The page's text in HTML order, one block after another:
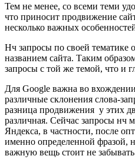
Тем не менее, со всеми теми
что приносит продвижение
несколько важных
Нч запросы по своей тематике
названием сайта. Таким
запросы с той же темой, что и
Для Google важна во
различные склонения слова-
разница продвижения у этих
различная. Сейчас запросы нч
Яндекса, в частности, после
именно определенной фразой,
важную вещь стоит не